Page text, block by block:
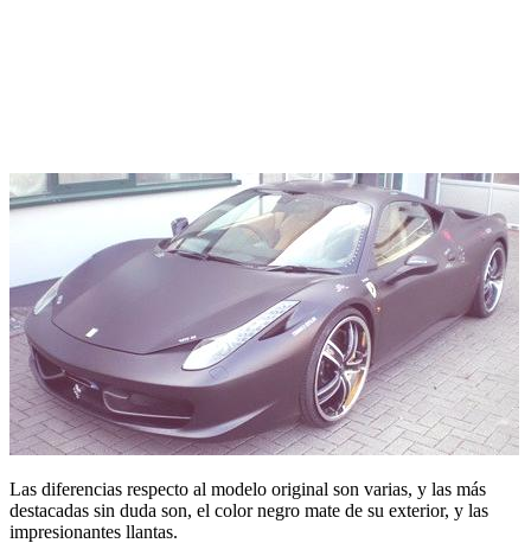
Las diferencias respecto al modelo original son varias, y las más
destacadas sin duda son, el color negro mate de su exterior, y las
impresionantes llantas.